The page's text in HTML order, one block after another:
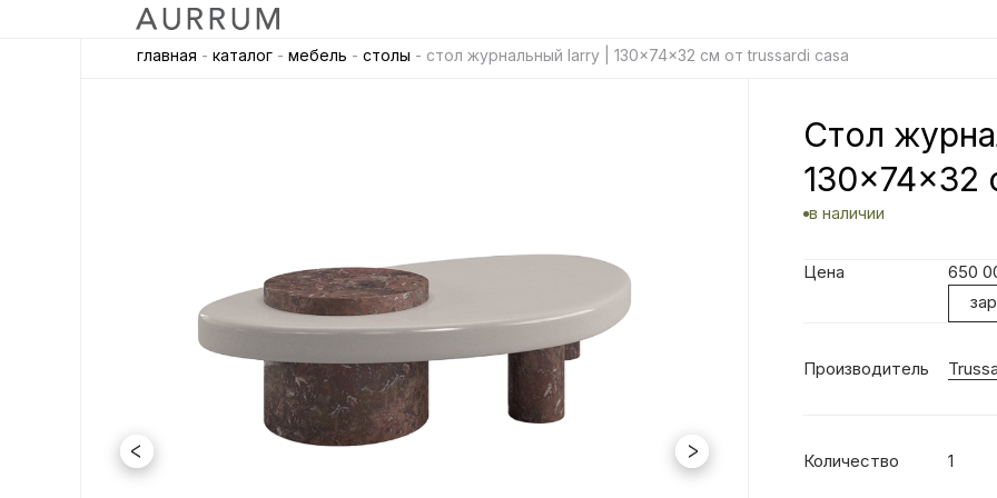
главная - каталог - мебель - столы - стол журнальный larry | 130x74x32 см от trussardi casa
Стол
130x74x32
в наличии
Цена 650
Производитель
Количество 1